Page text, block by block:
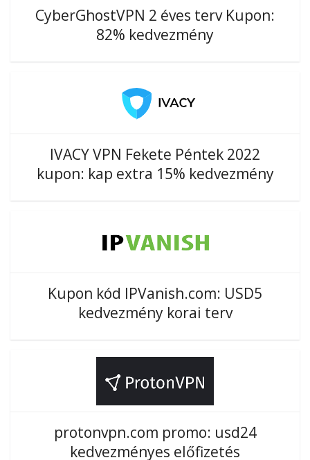
CyberGhostVPN 2 éves terv Kupon:
82% kedvezmény
IVACY VPN Fekete Péntek 2022
kupon: kap extra 15% kedvezmény
Kupon kód IPVanish.com: USD5
kedvezmény korai terv
protonvpn.com promo: usd24
kedvezményes előfizetés